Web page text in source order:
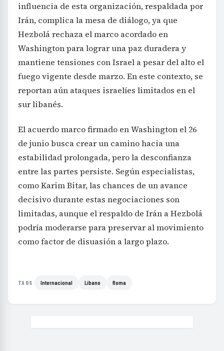
influencia de esta organización, respaldada por
Irán, complica la mesa de diálogo, ya que
Hezbolá rechaza el marco acordado en
Washington para lograr una paz duradera y
mantiene tensiones con Israel a pesar del alto el
fuego vigente desde marzo. En este contexto, se
reportan aún ataques israelíes limitados en el
sur libanés.
El acuerdo marco firmado en Washington el 26
de junio busca crear un camino hacia una
estabilidad prolongada, pero la desconfianza
entre las partes persiste. Según especialistas,
como Karim Bitar, las chances de un avance
decisivo durante estas negociaciones son
limitadas, aunque el respaldo de Irán a Hezbolá
podría moderarse para preservar al movimiento
como factor de disuasión a largo plazo.
TAGS Internacional Líbano Roma